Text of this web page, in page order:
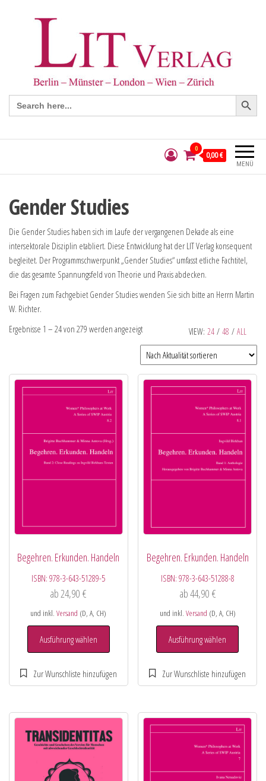
Search
for:
Search Button
MENÜ
0
0,00 €
Gender Studies
Die Gender Studies haben sich im Laufe der vergangenen Dekade als eine
intersektorale Disziplin etabliert. Diese Entwicklung hat der LIT Verlag konsequent
begleitet. Der Programmschwerpunkt „Gender Studies“ umfasst etliche Fachtitel,
die das gesamte Spannungsfeld von Theorie und Praxis abdecken.
Bei Fragen zum Fachgebiet Gender Studies wenden Sie sich bitte an Herrn Martin
W. Richter.
VIEW: 24 / 48 / ALL
Ergebnisse 1 – 24 von 279 werden angezeigt
Begehren. Erkunden. Handeln
ISBN:978-3-643-51289-5
ab24,90€
und inkl.Versand (D, A, CH)
Ausführung wählen
Begehren. Erkunden. Handeln
ISBN: 978-3-643-51288-8
ab44,90 €
und inkl. Versand (D, A, CH)
Ausführung wählen